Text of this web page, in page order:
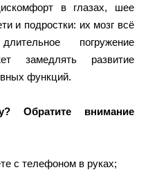
в глазах, шее
и подростки: их мозг всё
погружение
замедлять развитие
функций.
Обратите внимание
с телефоном в руках;